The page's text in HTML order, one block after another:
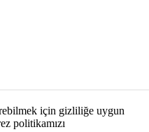
için gizliliğe uygun
politikamızı